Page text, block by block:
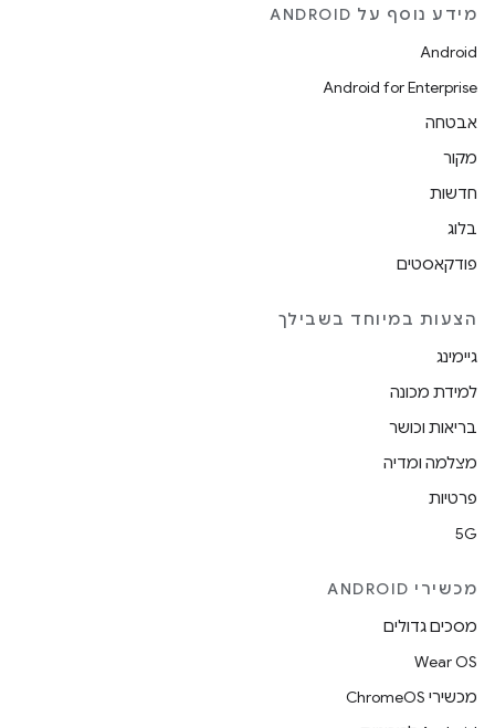
מידע נוסף על ANDROID
Android
Android for Enterprise
אבטחה
מקור
חדשות
בלוג
פודקאסטים
הצעות במיוחד בשבילך
גיימינג
למידת מכונה
בריאות וכושר
מצלמה ומדיה
פרטיות
5G
מכשירי ANDROID
מסכים גדולים
Wear OS
מכשירי ChromeOS